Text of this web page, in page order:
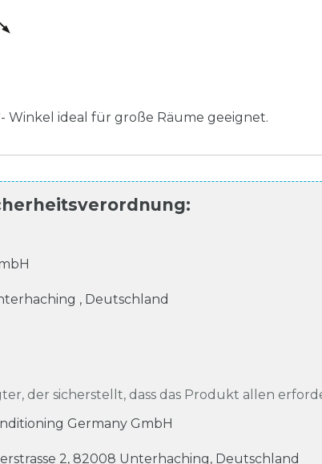
Winkel ideal für große Räume geeignet.
:
, Deutschland
der sicherstellt, dass das Produkt allen
Germany GmbH
2, 82008 Unterhaching, Deutschland